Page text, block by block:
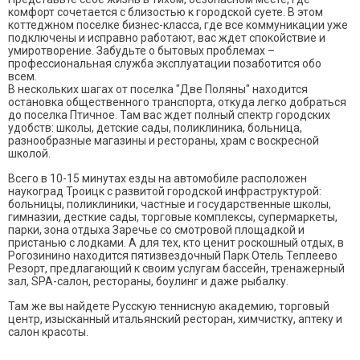
комфорт сочетается с близостью к городской суете. В этом
коттеджном поселке бизнес-класса, где все коммуникации уже
подключены и исправно работают, вас ждет спокойствие и
умиротворение. Забудьте о бытовых проблемах –
профессиональная служба эксплуатации позаботится обо
всем.
В нескольких шагах от поселка "Две Поляны" находится
остановка общественного транспорта, откуда легко добраться
до поселка Птичное. Там вас ждет полный спектр городских
удобств: школы, детские сады, поликлиника, больница,
разнообразные магазины и рестораны, храм с воскресной
школой.
Всего в 10-15 минутах езды на автомобиле расположен
наукоград Троицк с развитой городской инфраструктурой:
больницы, поликлиники, частные и государственные школы,
гимназии, десткие сады, торговые комплексы, супермаркеты,
парки, зона отдыха Заречье со смотровой площадкой и
пристанью с лодками. А для тех, кто ценит роскошный отдых, в
Рогозинино находится пятизвездочный Парк Отель Теплеево
Резорт, предлагающий к своим услугам бассейн, тренажерный
зал, SPA-салон, рестораны, боулинг и даже рыбалку.
Там же вы найдете Русскую теннисную академию, торговый
центр, изысканный итальянский ресторан, химчистку, аптеку и
салон красоты.